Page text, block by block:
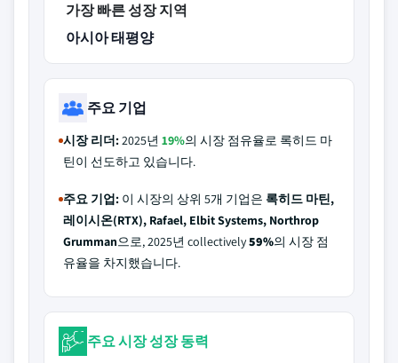
가장 빠른 성장 지역
아시아 태평양
주요 기업
시장 리더:2025년 19%의 시장 점유율로 록히드 마
틴이 선도하고 있습니다.
주요 기업: 이 시장의 상위 5개 기업은 록히드 마틴,
레이시온(RTX), Rafael, Elbit Systems, Northrop
Grumman으로, 2025년 collectively59%의 시장 점
유율을 차지했습니다.
주요 시장 성장 동력